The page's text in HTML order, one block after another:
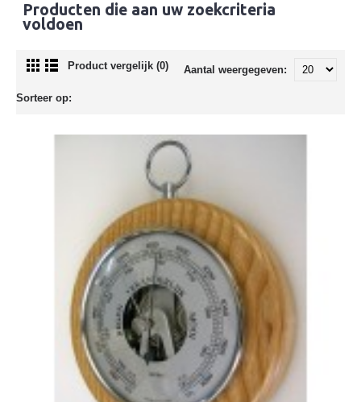
Producten die aan uw zoekcriteria
voldoen
Product vergelijk (0) Aantal weergegeven:
Sorteer op: